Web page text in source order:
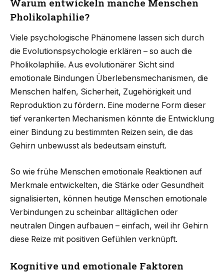
Warum entwickeln manche Menschen
Pholikolaphilie?
Viele psychologische Phänomene lassen sich durch
die Evolutionspsychologie erklären – so auch die
Pholikolaphilie. Aus evolutionärer Sicht sind
emotionale Bindungen Überlebensmechanismen, die
Menschen halfen, Sicherheit, Zugehörigkeit und
Reproduktion zu fördern. Eine moderne Form dieser
tief verankerten Mechanismen könnte die Entwicklung
einer Bindung zu bestimmten Reizen sein, die das
Gehirn unbewusst als bedeutsam einstuft.
So wie frühe Menschen emotionale Reaktionen auf
Merkmale entwickelten, die Stärke oder Gesundheit
signalisierten, können heutige Menschen emotionale
Verbindungen zu scheinbar alltäglichen oder
neutralen Dingen aufbauen – einfach, weil ihr Gehirn
diese Reize mit positiven Gefühlen verknüpft.
Kognitive und emotionale Faktoren